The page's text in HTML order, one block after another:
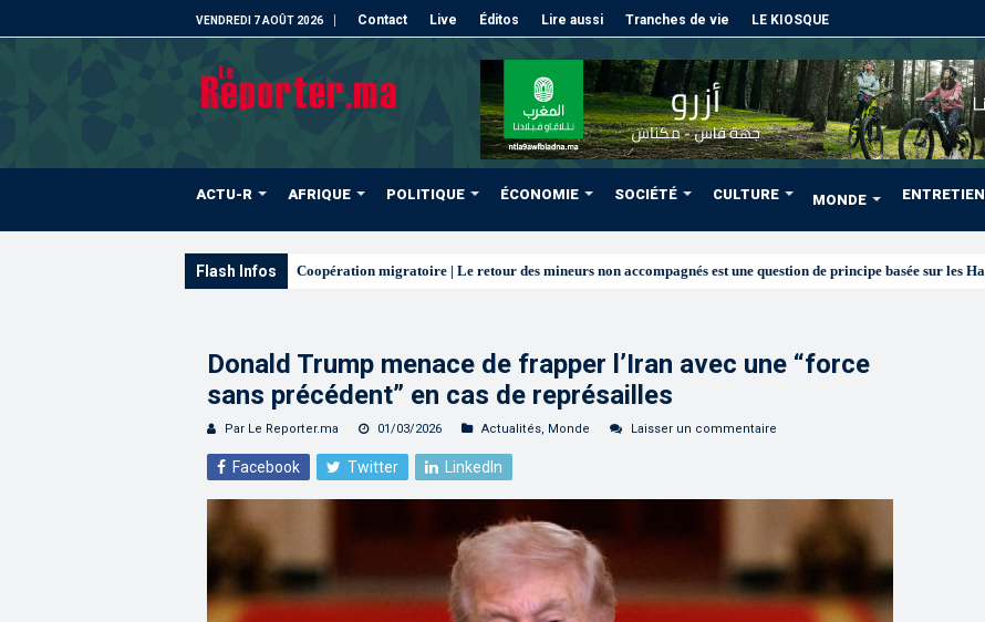
VENDREDI 7 AOÛT 2026 Contact Live Éditos Lire aussi Tranches de vie LE KIOSQUE
ACTU-R AFRIQUE POLITIQUE ÉCONOMIE SOCIÉTÉ CULTURE MONDE ENTRETIEN
Flash Infos L’ONMT renforce
Donald Trump menace de frapper l’Iran avec une “force
sans précédent” en cas de représailles
Par Le Reporter.ma 01/03/2026 Actualités, Monde Laisser un commentaire
Facebook Twitter LinkedIn